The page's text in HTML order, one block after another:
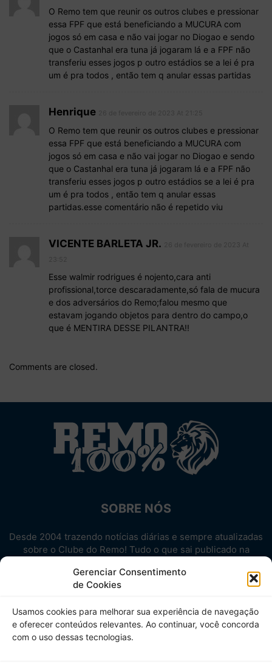
Gerenciar Consentimento
de Cookies
Usamos cookies para melhorar sua experiência de navegação
e oferecer conteúdos relevantes. Ao continuar, você concorda
com o uso dessas tecnologias.
O Remo tem que reunir os outros clubes e pressionar
essa FPF que está beneficiando a MUCURA com
jogos só em casa e não vai jogar no Diogao e sendo
que o Castanhal era tuna já jogaram lá e a FPF não
transferiu esses jogos p outro estádios se a lei é pra
um é pra todos , então tem q anular essas partidas
Henrique
O Remo tem que reunir os outros clubes e pressionar
essa FPF que está beneficiando a MUCURA com
jogos só em casa e não vai jogar no Diogao e sendo
que o Castanhal era tuna já jogaram lá e a FPF não
transferiu esses jogos p outro estádios se a lei é pra
um é pra todos , então tem q anular essas
partidas.esse comentário não é repetido viu
VICENTE BARLETA JR.
Esse walmir rodrigues é nojento,cara anti
profissional,torce descaradamente,só fala de mucura
e dos adversários do Remo;falou mesmo que
estavam jogando objetos para dentro do campo,o
que é MENTIRA DESSE PILANTRA!!
Comments are closed.
SOBRE NÓS
Desde 2004 trazendo notícias diárias e sempre atualizadas
sobre o Clube do Remo! Tudo o que sai publicado na
Aproveite! Site não-oficial.
SIGA-NOS